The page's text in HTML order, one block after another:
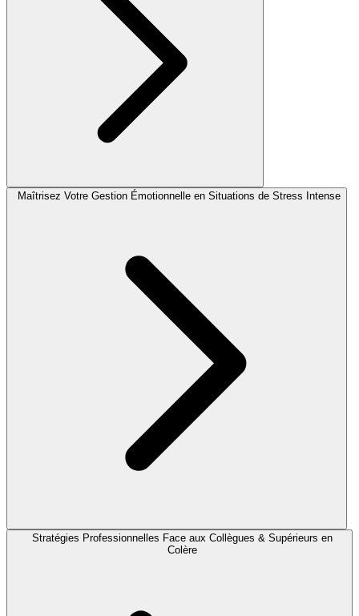
Maîtrisez Votre Gestion Émotionnelle en Situations de Stress Intense
Stratégies Professionnelles Face aux Collègues & Supérieurs en
Colère